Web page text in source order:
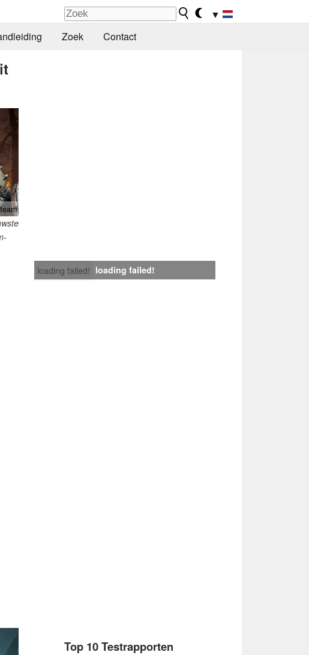
▼
Zoek Contact
loading failed! loading failed!
Top 10 Testrapporten